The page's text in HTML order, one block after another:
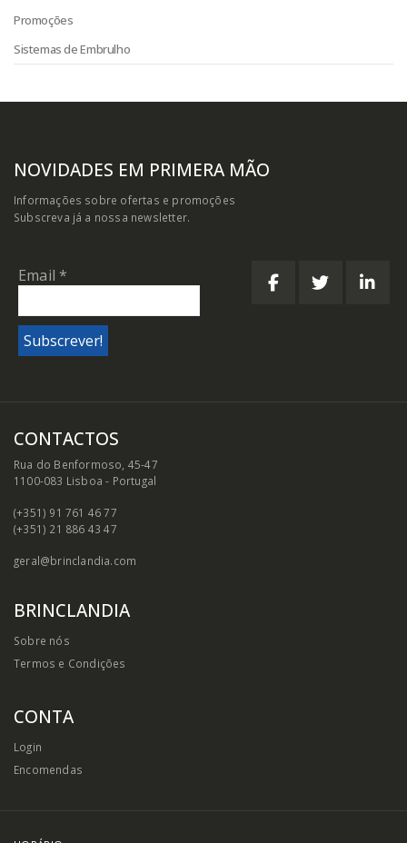
Promoções
Sistemas de Embrulho
NOVIDADES EM PRIMERA MÃO
Informações sobre ofertas e promoções
Subscreva já a nossa newsletter.
Email *
CONTACTOS
Rua do Benformoso, 45-47
1100-083 Lisboa - Portugal
(+351) 91 761 46 77
(+351) 21 886 43 47
geral@brinclandia.com
BRINCLANDIA
Sobre nós
Termos e Condições
CONTA
Login
Encomendas